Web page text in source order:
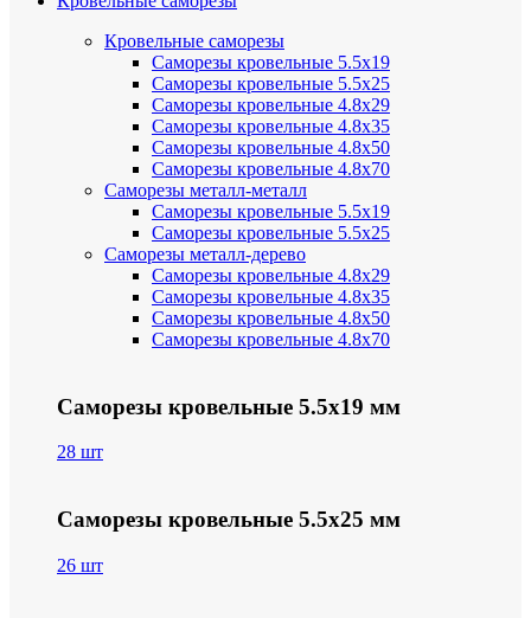
Кровельные саморезы
Саморезы кровельные 5.5х19
Саморезы кровельные 5.5х25
Саморезы кровельные 4.8х29
Саморезы кровельные 4.8х35
Саморезы кровельные 4.8х50
Саморезы кровельные 4.8х70
Саморезы металл-металл
Саморезы кровельные 5.5х19
Саморезы кровельные 5.5х25
Саморезы металл-дерево
Саморезы кровельные 4.8х29
Саморезы кровельные 4.8х35
Саморезы кровельные 4.8х50
Саморезы кровельные 4.8х70
Саморезы кровельные 5.5х19 мм
28 шт
Саморезы кровельные 5.5х25 мм
26 шт